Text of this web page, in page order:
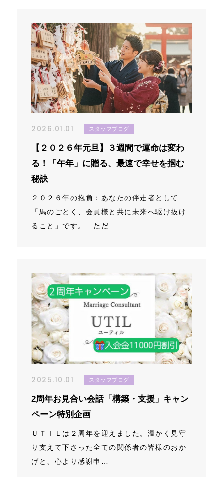
2026.01.01 スタッフブログ
【２０２６年元旦】３週間で運命は変わ
る！「午年」に贈る、最速で幸せを掴む
秘訣
２０２６年の抱負：あなたの伴走者として
「馬のごとく、会員様と共に未来へ駆け抜け
ること」です。 ただ…
2025.10.01 スタッフブログ
2周年お見合い会話「構築・支援」キャン
ペーン特別企画
ＵＴＩＬは２周年を迎えました。温かく見守
り支えて下さった全ての関係者の皆様のおか
げと、心より感謝申…